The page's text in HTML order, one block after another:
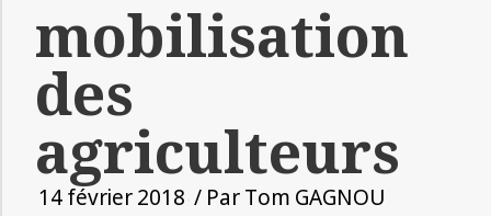
mobilisation
des
agriculteurs
14 février 2018 / ParTom GAGNOU